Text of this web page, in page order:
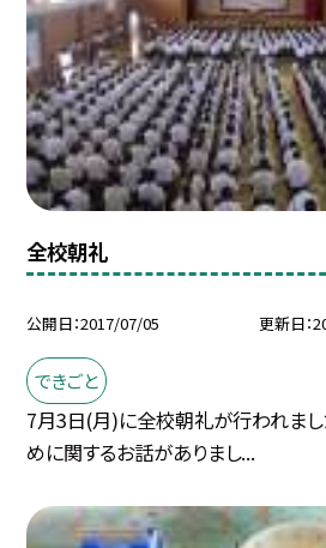
全校朝礼
公開日 2017/07/05 更新日
できごと
7月3日(月)に全校朝礼が行われまし
めに関するお話がありまし...